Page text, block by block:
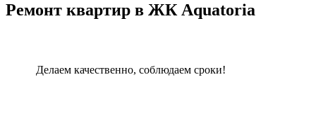
Ремонт квартир в ЖК Aquatoria
Делаем качественно, соблюдаем сроки!